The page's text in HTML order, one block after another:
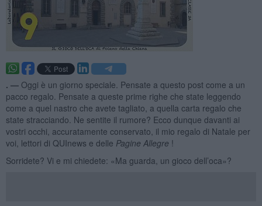
. — Oggi è un giorno speciale. Pensate a questo post come a un
pacco regalo. Pensate a queste prime righe che state leggendo
come a quel nastro che avete tagliato, a quella carta regalo che
state stracciando. Ne sentite il rumore? Ecco dunque davanti ai
vostri occhi, accuratamente conservato, il mio regalo di Natale per
voi, lettori di QUInews e delle Pagine Allegre !
Sorridete? Vi e mi chiedete: «Ma guarda, un gioco dell’oca»?